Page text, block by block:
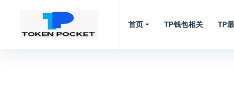
首页 TP钱包相关 TP